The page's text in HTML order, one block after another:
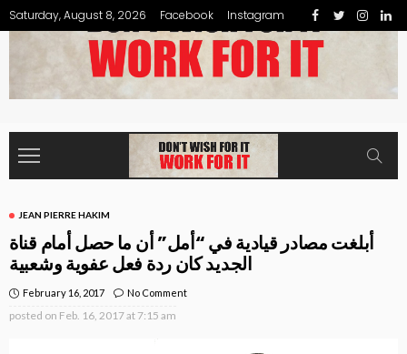
Saturday, August 8, 2026 Facebook Instagram
JEAN PIERRE HAKIM
أبلغت مصادر قيادية في “أمل” أن ما حصل أمام قناة
الجديد كان ردة فعل عفوية وشعبية
February 16, 2017 No Comment
posted on Feb. 16, 2017 at 7:15 am